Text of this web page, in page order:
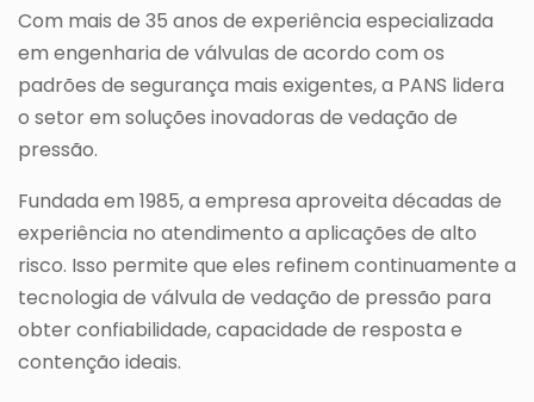
Com mais de 35 anos de experiência especializada
em engenharia de válvulas de acordo com os
padrões de segurança mais exigentes, a PANS lidera
o setor em soluções inovadoras de vedação de
pressão.
Fundada em 1985, a empresa aproveita décadas de
experiência no atendimento a aplicações de alto
risco. Isso permite que eles refinem continuamente a
tecnologia de válvula de vedação de pressão para
obter confiabilidade, capacidade de resposta e
contenção ideais.